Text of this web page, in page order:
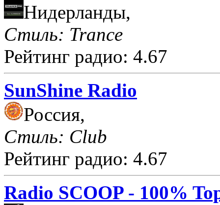
Нидерланды,
Стиль: Trance
Рейтинг радио: 4.67
SunShine Radio
Россия,
Стиль: Club
Рейтинг радио: 4.67
Radio SCOOP - 100%